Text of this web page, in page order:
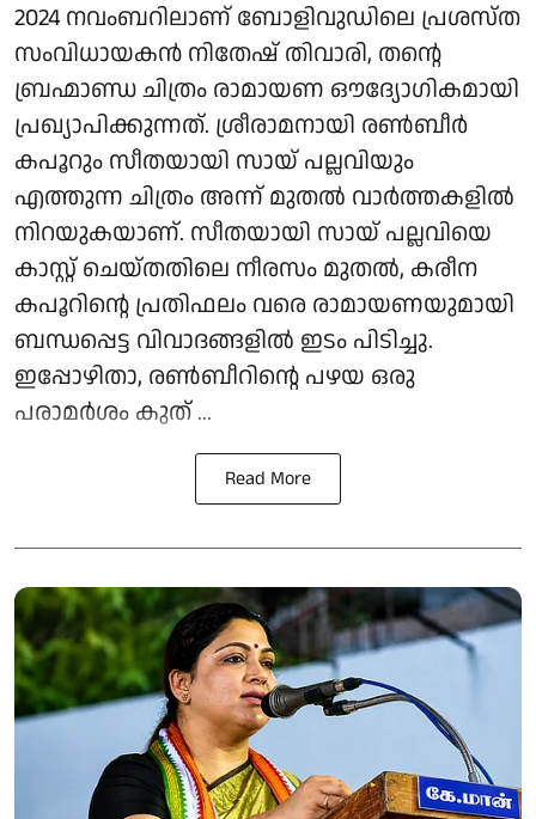
2024 നവംബറിലാണ് ബോളിവുഡിലെ പ്രശസ്ത
സംവിധായകൻ നിതേഷ് തിവാരി, തന്റെ
ബ്രഹ്മാണ്ഡ ചിത്രം രാമായണ ഔദ്യോഗികമായി
പ്രഖ്യാപിക്കുന്നത്. ശ്രീരാമനായി രൺബീർ
കപൂറും സീതയായി സായ് പല്ലവിയും
എത്തുന്ന ചിത്രം അന്ന് മുതൽ വാർത്തകളിൽ
നിറയുകയാണ്. സീതയായി സായ് പല്ലവിയെ
കാസ്റ്റ് ചെയ്തതിലെ നീരസം മുതൽ, കരീന
കപൂറിന്റെ പ്രതിഫലം വരെ രാമായണയുമായി
ബന്ധപ്പെട്ട വിവാദങ്ങളിൽ ഇടം പിടിച്ചു.
ഇപ്പോഴിതാ, രൺബീറിന്റെ പഴയ ഒരു
പരാമർശം കുത് ...
Read More